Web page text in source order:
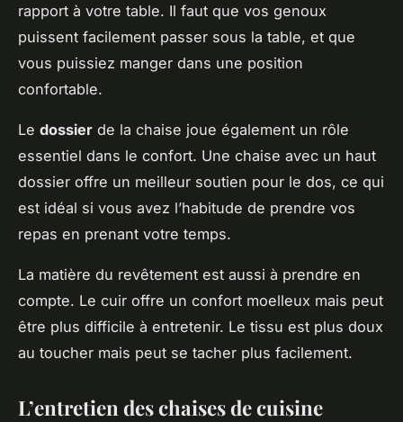
rapport à votre table. Il faut que vos genoux
puissent facilement passer sous la table, et que
vous puissiez manger dans une position
confortable.
Le dossier de la chaise joue également un rôle
essentiel dans le confort. Une chaise avec un haut
dossier offre un meilleur soutien pour le dos, ce qui
est idéal si vous avez l’habitude de prendre vos
repas en prenant votre temps.
La matière du revêtement est aussi à prendre en
compte. Le cuir offre un confort moelleux mais peut
être plus difficile à entretenir. Le tissu est plus doux
au toucher mais peut se tacher plus facilement.
L’entretien des chaises de cuisine